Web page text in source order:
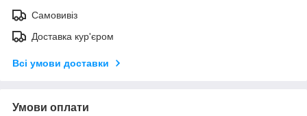
Самовивіз
Доставка кур'єром
Всі умови доставки
Умови оплати